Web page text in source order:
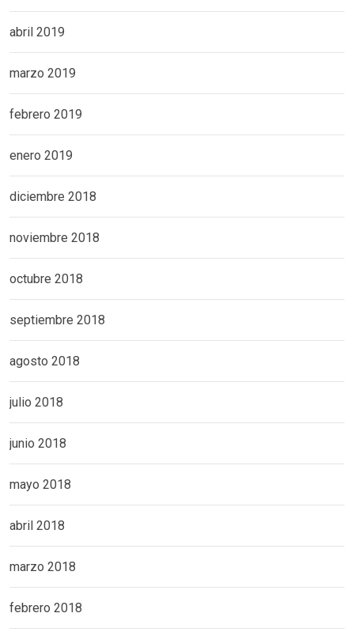
abril 2019
marzo 2019
febrero 2019
enero 2019
diciembre 2018
noviembre 2018
octubre 2018
septiembre 2018
agosto 2018
julio 2018
junio 2018
mayo 2018
abril 2018
marzo 2018
febrero 2018